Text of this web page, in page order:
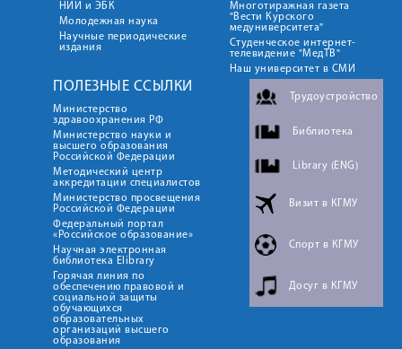
НИИ и ЭБК
Молодежная наука
Научные периодические
издания
Многотиражная газета
"Вести Курского
медуниверситета"
Студенческое интернет-
телевидение "МедТВ"
Наш университет в СМИ
ПОЛЕЗНЫЕ ССЫЛКИ
Министерство
здравоохранения РФ
Министерство науки и
высшего образования
Российской Федерации
Методический центр
аккредитации специалистов
Министерство просвещения
Российской Федерации
Федеральный портал
«Российское образование»
Научная электронная
библиотека Elibrary
Горячая линия по
обеспечению правовой и
социальной защиты
обучающихся
образовательных
организаций высшего
образования
Трудоустройство
Библиотека
Library (ENG)
Визит в КГМУ
Спорт в КГМУ
Досуг в КГМУ